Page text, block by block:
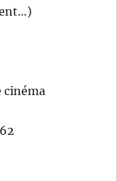
cinéma